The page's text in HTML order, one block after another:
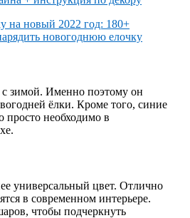
с зимой. Именно поэтому он
ёлки. Кроме того, синие
просто необходимо в
универсальный цвет. Отлично
в современном интерьере.
чтобы подчеркнуть